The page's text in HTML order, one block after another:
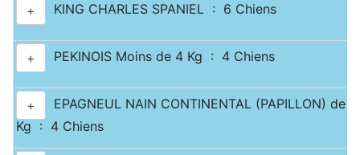
+ KING CHARLES SPANIEL : 6 Chiens
+ PEKINOIS Moins de 4 Kg : 4 Chiens
+
EPAGNEUL NAIN CONTINENTAL (PAPILLON) de
Kg : 4 Chiens